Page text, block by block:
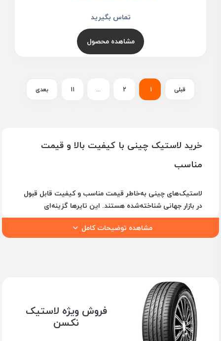
تماس بگیرید
مشاهده محصول
قبلی 1
2
...
11 بعدی
خرید لاستیک چینی با کیفیت بالا و قیمت
مناسب
لاستیک‌های چینی به‌خاطر قیمت مناسب و کیفیت قابل قبول
در بازار جهانی شناخته‌شده هستند. این تایرها گزینه‌ای
مقرون‌به‌صرفه برای خودروهای سواری، شاسی‌بلند، وانت و سایر
انواع خودروها به شمار می‌روند و در شرایط مختلف جاده‌ای
داشته‌اند و حالا در بسیاری از مدل‌ها دارای عملکردی رقابتی با
برندهای معتبر جهانی هستند. این تایرها در بازار ایران
محبوبیت بالایی دارند به‌خصوص به‌دلیل هزینه پایین‌تر و عمر
طولانی.
ویژگی‌های لاستیک‌های چینی
مشاهده توضیحات کامل
فروش ویژه لاستیک
نکسن